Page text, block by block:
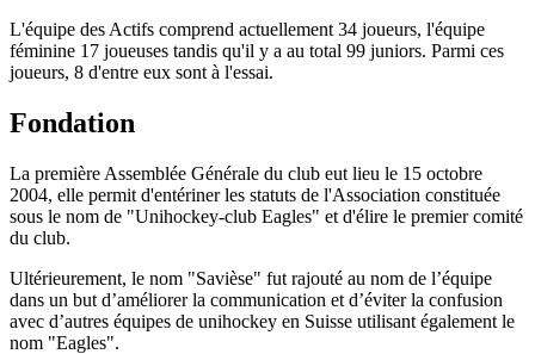
L'équipe des Actifs comprend actuellement 34 joueurs, l'équipe
féminine 17 joueuses tandis qu'il y a au total 99 juniors. Parmi ces
joueurs, 8 d'entre eux sont à l'essai.
Fondation
La première Assemblée Générale du club eut lieu le 15 octobre
2004, elle permit d'entériner les statuts de l'Association constituée
sous le nom de "Unihockey-club Eagles" et d'élire le premier comité
du club.
Ultérieurement, le nom "Savièse" fut rajouté au nom de l’équipe
dans un but d’améliorer la communication et d’éviter la confusion
avec d’autres équipes de unihockey en Suisse utilisant également le
nom "Eagles".